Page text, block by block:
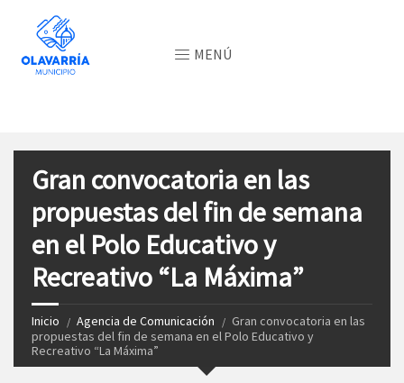
MENÚ
Gran convocatoria en las
propuestas del fin de semana
en el Polo Educativo y
Recreativo “La Máxima”
Inicio Agencia de Comunicación
Gran convocatoria en las
propuestas del fin de semana en el Polo Educativo y
Recreativo “La Máxima”